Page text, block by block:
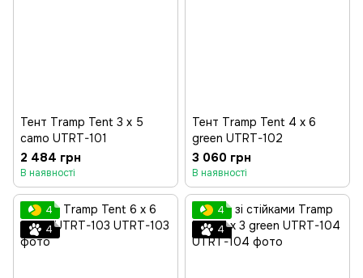
Тент Tramp Tent 3 х 5
camo UTRT-101
2 484 грн
В наявності
Тент Tramp Tent 4 х 6
green UTRT-102
3 060 грн
В наявності
4
4
4
4